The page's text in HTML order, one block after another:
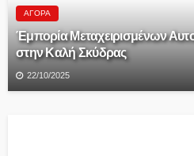
ΑΓΟΡΆ
Έμπορία Μεταχειρισμένων
στην Καλή Σκύδρας
22/10/2025